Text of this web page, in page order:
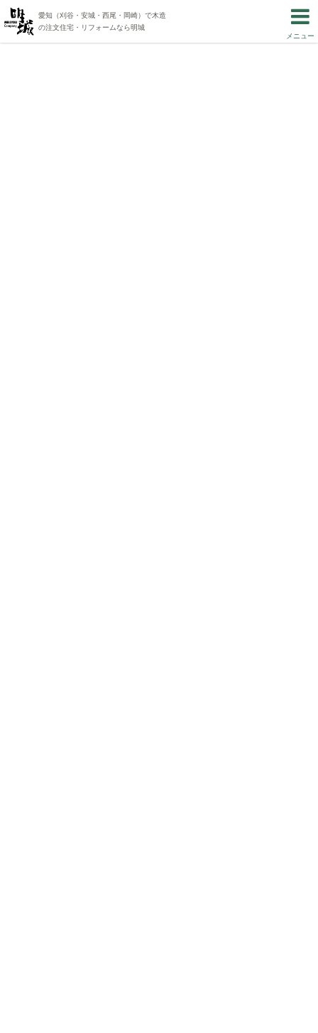
愛知（刈谷・安城・西尾・岡崎）で木造
の注文住宅・リフォームなら明城
メニュー